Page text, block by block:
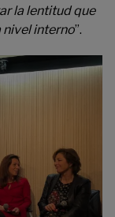
la lentitud que
nivel interno”.